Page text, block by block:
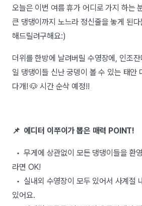
오늘은 이번 여름 휴가 어디로 가지 하는
큰 댕댕이까지 노느라 정신줄을 놓게 된
해드릴려구해요:)
더위를 한방에 날려버릴 수영장에, 인조
일 댕댕이들 신난 궁뎅이 볼 수 있는 태안
다개! 🐶 시간 순삭 예정!!
📌 에디터 이쭈이가 뽑은 매력 POINT!
• 무게에 상관없이 모든 댕댕이들을 환
라면 OK!
• 실내외 수영장이 모두 있어서 사계절
있어요.